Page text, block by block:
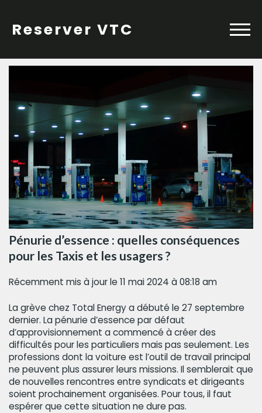
content
Reserver VTC
Pénurie d’essence : quelles conséquences
pour les Taxis et les usagers ?
Récemment mis à jour le 11 mai 2024 à 08:18 am
La grève chez Total Energy a débuté le 27 septembre
dernier. La pénurie d’essence par défaut
d’approvisionnement a commencé à créer des
difficultés pour les particuliers mais pas seulement. Les
professions dont la voiture est l’outil de travail principal
ne peuvent plus assurer leurs missions. Il semblerait que
de nouvelles rencontres entre syndicats et dirigeants
soient prochainement organisées. Pour tous, il faut
espérer que cette situation ne dure pas.